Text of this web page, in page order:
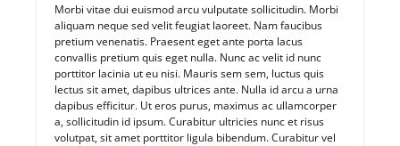
Morbi vitae dui euismod arcu vulputate sollicitudin. Morbi
aliquam neque sed velit feugiat laoreet. Nam faucibus
pretium venenatis. Praesent eget ante porta lacus
convallis pretium quis eget nulla. Nunc ac velit id nunc
porttitor lacinia ut eu nisi. Mauris sem sem, luctus quis
lectus sit amet, dapibus ultrices ante. Nulla id arcu a urna
dapibus efficitur. Ut eros purus, maximus ac ullamcorper
a, sollicitudin id ipsum. Curabitur ultricies nunc et risus
volutpat, sit amet porttitor ligula bibendum. Curabitur vel